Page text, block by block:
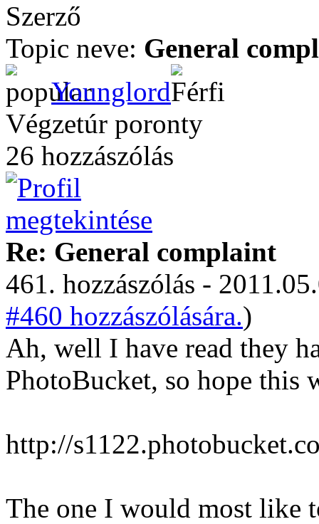
Szerző
Topic neve: General
Younglord
Végzetúr poronty
26 hozzászólás
Re: General complaint
461. hozzászólás -
#460 hozzászólására.)
Ah, well I have read they
PhotoBucket, so hope
http://
The one I would most like